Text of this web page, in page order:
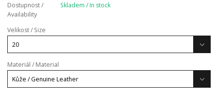
Dostupnost /
Availability
Skladem / In stock
Velikost / Size
Materiál / Material